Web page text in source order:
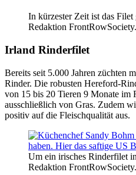
In kürzester Zeit ist das
Redaktion
Irland Rinderfilet
Bereits seit 5.000 Jahren züchten
Rinder. Die robusten Hereford-
von 15 bis 20 Tieren 9 Monate im
ausschließlich von Gras. Zudem
positiv auf die Fleischqualität aus.
Um ein irisches Rinderfilet
Redaktion